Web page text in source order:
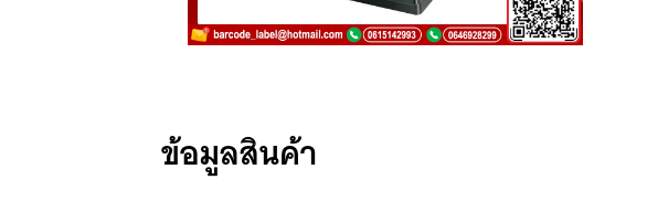
ข้อมูลสินค้า